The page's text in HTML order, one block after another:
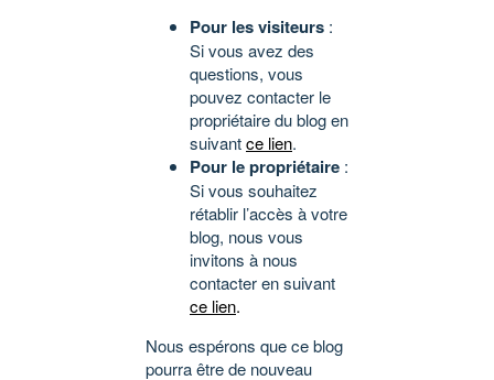
Pour les visiteurs :
Si vous avez des
questions, vous
pouvez contacter le
propriétaire du blog en
suivantce lien.
Pour le propriétaire :
Si vous souhaitez
rétablir l’accès à votre
blog, nous vous
invitons à nous
contacter en suivant
ce lien.
Nous espérons que ce blog
pourra être de nouveau